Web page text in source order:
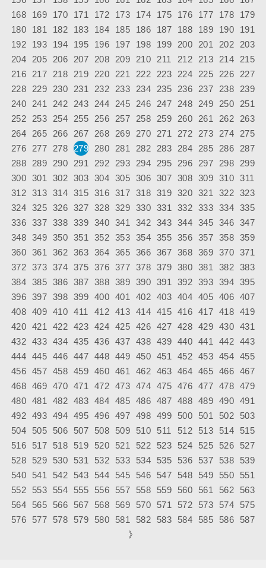
168
169 170 171 172 173 174 175 176 177 178
179
180
181 182 183 184 185 186 187 188 189 190
191
192
193 194 195 196 197 198 199 200 201 202
203
204
205 206 207 208 209 210 211 212 213 214
215
216
217 218 219 220 221 222 223 224 225 226
227
228
229 230 231 232 233 234 235 236 237 238
239
240
241 242 243 244 245 246 247 248 249 250
251
252
253 254 255 256 257 258 259 260 261 262
263
264
265 266 267 268 269 270 271 272 273 274
275
276
277 278 279 280 281 282 283 284 285 286
287
288
289 290 291 292 293 294 295 296 297 298
299
300 301 302 303 304 305 306 307 308 309 310
311
312 313 314 315 316 317 318 319 320 321 322 323
324 325 326 327 328 329 330 331 332 333 334 335
336 337 338 339 340 341 342 343 344 345 346 347
348 349 350 351 352 353 354 355 356 357 358 359
360 361 362 363 364 365 366 367 368 369 370 371
372 373 374 375 376 377 378 379 380 381 382 383
384 385 386 387 388 389 390 391 392 393 394 395
396 397 398 399 400 401 402 403 404 405 406 407
408 409 410 411 412 413 414 415 416 417 418 419
420 421 422 423 424 425 426 427 428 429 430 431
432 433 434 435 436 437 438 439 440 441 442 443
444 445 446 447 448 449 450 451 452 453 454 455
456 457 458 459 460 461 462 463 464 465 466 467
468 469 470 471 472 473 474 475 476 477 478 479
480 481 482 483 484 485 486 487 488 489 490 491
492 493 494 495 496 497 498 499 500 501 502
503
504
505 506 507 508 509 510 511 512 513 514
515
516
517 518 519 520 521 522 523 524 525 526
527
528
529 530 531 532 533 534 535 536 537 538
539
540
541 542 543 544 545 546 547 548 549 550
551
552
553 554 555 556 557 558 559 560 561 562
563
564
565 566 567 568 569 570 571 572 573 574
575
576
577 578 579 580 581 582 583 584 585 586
587
》